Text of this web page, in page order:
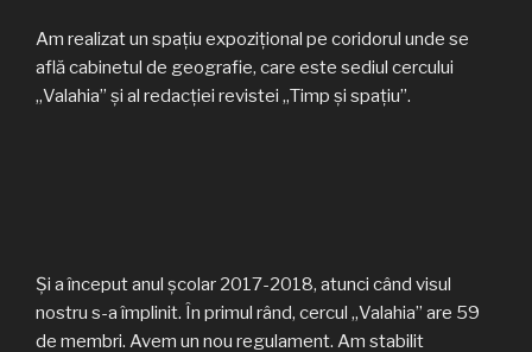
Am realizat un spațiu expozițional pe coridorul unde se
află cabinetul de geografie, care este sediul cercului
„Valahia” și al redacției revistei „Timp și spațiu”.
Și a început anul școlar 2017-2018, atunci când visul
nostru s-a împlinit. În primul rând, cercul „Valahia” are 59
de membri. Avem un nou regulament. Am stabilit